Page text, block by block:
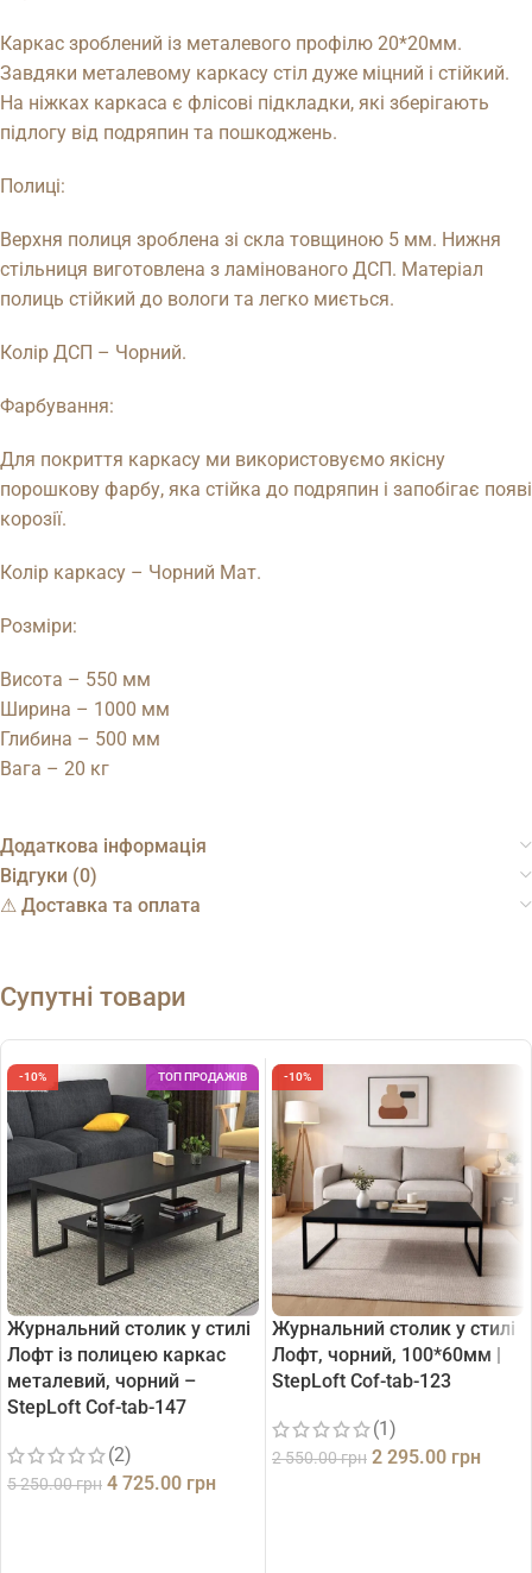
Каркас зроблений із металевого профілю 20*20мм.
Завдяки металевому каркасу стіл дуже міцний і стійкий.
На ніжках каркаса є флісові підкладки, які зберігають
підлогу від подряпин та пошкоджень.
Полиці:
Верхня полиця зроблена зі скла товщиною 5 мм. Нижня
стільниця виготовлена ​​з ламінованого ДСП. Матеріал
полиць стійкий до вологи та легко миється.
Колір ДСП – Чорний.
Фарбування:
Для покриття каркасу ми використовуємо якісну
порошкову фарбу, яка стійка до подряпин і запобігає появі
корозії.
Колір каркасу – Чорний Мат.
Розміри:
Висота – 550 мм
Ширина – 1000 мм
Глибина – 500 мм
Вага – 20 кг
Додаткова інформація
Відгуки (0)
⚠︎ Доставка та оплата
Супутні товари
-10% ТОП ПРОДАЖІВ
Журнальний столик у стилі
Лофт із полицею каркас
металевий, чорний –
StepLoft Cof-tab-147
(2)
5 250.00грн 4 725.00 грн
-10%
Журнальний столик у стилі
Лофт, чорний, 100*60мм |
StepLoft Cof-tab-123
(1)
2 550.00грн 2 295.00 грн